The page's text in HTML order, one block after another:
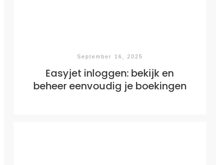
September 16, 2025
Easyjet inloggen: bekijk en
beheer eenvoudig je boekingen